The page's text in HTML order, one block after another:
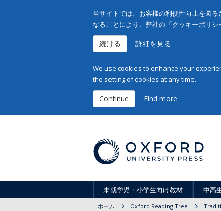
当サイトでは、お客様の利便性向上を図
なることにより、弊社の「クッキーポリ
続ける 詳細を見る
We use cookies to enhance your
the setting of cookies at any time.
Continue Find more
未就学児・小学生向け教材 中高
ホーム Oxford Reading Tree